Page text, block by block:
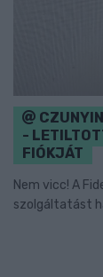
-
FIÓKJÁT
Nem vicc! A
szolgáltatást